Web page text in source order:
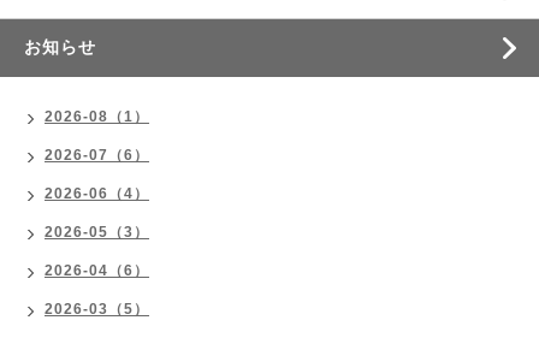
お知らせ
2026-08（1）
2026-07（6）
2026-06（4）
2026-05（3）
2026-04（6）
2026-03（5）